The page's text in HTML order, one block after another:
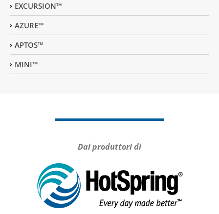
EXCURSION™
AZURE™
APTOS™
MINI™
Dai produttori di